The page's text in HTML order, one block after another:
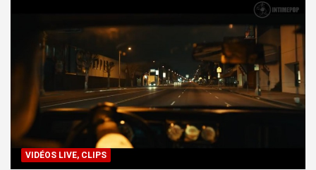
VIDÉOS LIVE, CLIPS